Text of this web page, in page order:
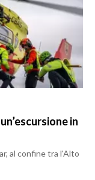
in
al confine tra l'Alto